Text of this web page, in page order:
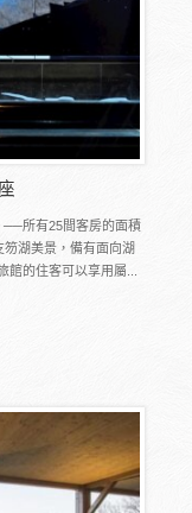
──所有25間客房的面積
湖美景，備有面向湖
的住客可以享用屬...